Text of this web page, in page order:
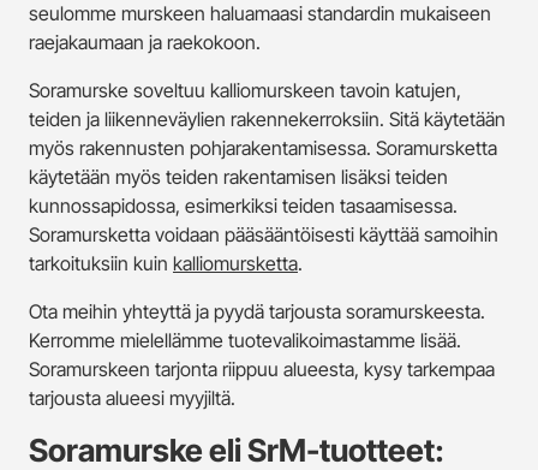
seulomme murskeen haluamaasi standardin mukaiseen
raejakaumaan ja raekokoon.
Soramurske soveltuu kalliomurskeen tavoin katujen,
teiden ja liikenneväylien rakennekerroksiin. Sitä käytetään
myös rakennusten pohjarakentamisessa. Soramursketta
käytetään myös teiden rakentamisen lisäksi teiden
kunnossapidossa, esimerkiksi teiden tasaamisessa.
Soramursketta voidaan pääsääntöisesti käyttää samoihin
tarkoituksiin kuin kalliomursketta.
Ota meihin yhteyttä ja pyydä tarjousta soramurskeesta.
Kerromme mielellämme tuotevalikoimastamme lisää.
Soramurskeen tarjonta riippuu alueesta, kysy tarkempaa
tarjousta alueesi myyjiltä.
Soramurske eli SrM-tuotteet: